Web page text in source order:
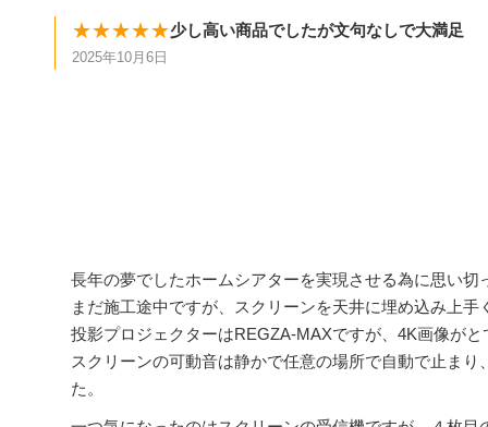
★★★★★少し高い商品でしたが文句なしで大満足
2025年10月6日
長年の夢でしたホームシアターを実現させる為に思い
まだ施工途中ですが、スクリーンを天井に埋め込み上
投影プロジェクターはREGZA-MAXですが、4K画像が
スクリーンの可動音は静かで任意の場所で自動で止ま
た。